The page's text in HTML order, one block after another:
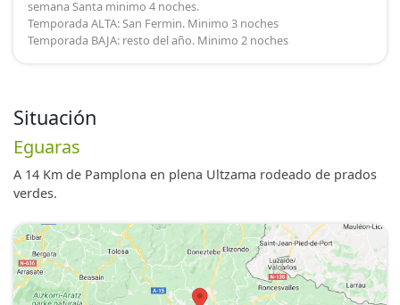
Situación
Eguaras
A 14 Km de Pamplona en plena Ultzama rodeado de prados
verdes.
semana Santa minimo 4 noches.
Temporada ALTA: San Fermin. Minimo 3 noches
Temporada BAJA: resto del año. Minimo 2 noches